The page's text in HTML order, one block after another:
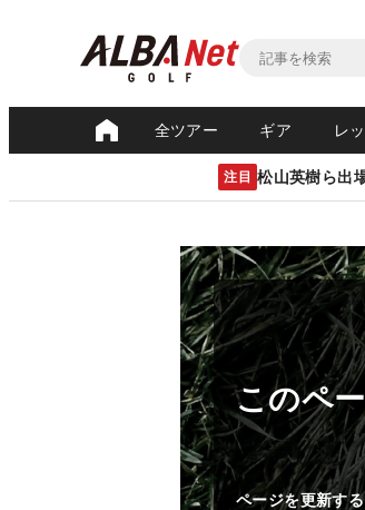
全ツアー ギア レ
注目 松山英樹ら出
このペ
ページを更新す